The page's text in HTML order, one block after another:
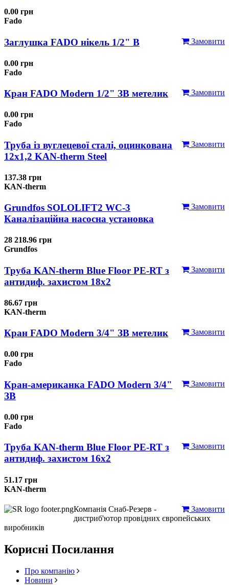
0.00 грн
Fado
Замовити
Заглушка FADO нікель 1/2" В
0.00 грн
Fado
Замовити
Кран FADO Modern 1/2" ЗВ метелик
0.00 грн
Fado
Замовити
Труба із вуглецевої сталі, оцинкована
12x1,2 KAN-therm Steel
137.38 грн
KAN-therm
Замовити
Grundfos SOLOLIFT2 WC-3
Каналізаційна насосна установка
28 218.96 грн
Grundfos
Замовити
Труба KAN-therm Blue Floor PE-RT з
антидиф. захистом 18х2
86.67 грн
KAN-therm
Замовити
Кран FADO Modern 3/4" ЗВ метелик
0.00 грн
Fado
Замовити
Кран-американка FADO Modern 3/4"
ЗВ
0.00 грн
Fado
Замовити
Труба KAN-therm Blue Floor PE-RT з
антидиф. захистом 16х2
51.17 грн
KAN-therm
Замовити
Компанія Снаб-Резерв -
дистриб'ютор провідних європейських
виробників
Корисні Посилання
Про компанію
Новини